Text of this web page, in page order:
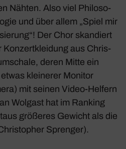
Nähten. Also viel Philo­so­
und über allem „Spiel mir
Der Chor skan­diert
Konzert­klei­dung aus Chris­
deren Mitte ein
klei­nerer Monitor
mit seinen Video-Helfern
Wolgast hat im Ranking
größeres Gewicht als die
Sprenger).